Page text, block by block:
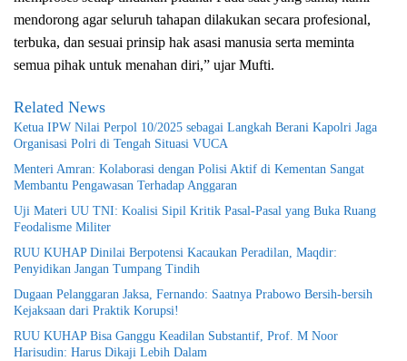
mendorong agar seluruh tahapan dilakukan secara profesional,
terbuka, dan sesuai prinsip hak asasi manusia serta meminta
semua pihak untuk menahan diri,” ujar Mufti.
Related News
Ketua IPW Nilai Perpol 10/2025 sebagai Langkah Berani Kapolri Jaga
Organisasi Polri di Tengah Situasi VUCA
Menteri Amran: Kolaborasi dengan Polisi Aktif di Kementan Sangat
Membantu Pengawasan Terhadap Anggaran
Uji Materi UU TNI: Koalisi Sipil Kritik Pasal-Pasal yang Buka Ruang
Feodalisme Militer
RUU KUHAP Dinilai Berpotensi Kacaukan Peradilan, Maqdir:
Penyidikan Jangan Tumpang Tindih
Dugaan Pelanggaran Jaksa, Fernando: Saatnya Prabowo Bersih-bersih
Kejaksaan dari Praktik Korupsi!
RUU KUHAP Bisa Ganggu Keadilan Substantif, Prof. M Noor
Harisudin: Harus Dikaji Lebih Dalam